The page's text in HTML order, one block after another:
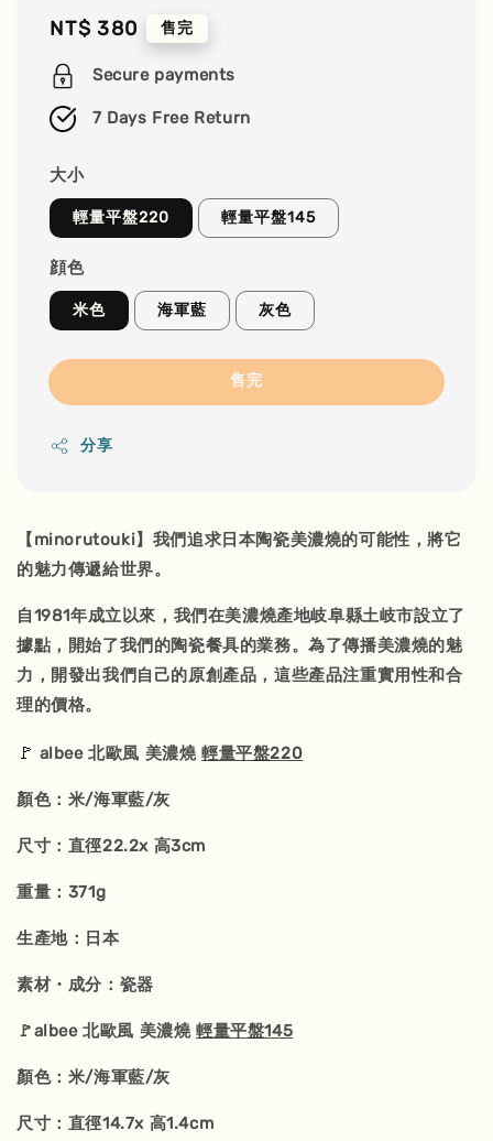
Regular
price
NT$ 380 售完
Secure payments
7 Days Free Return
大小
輕量平盤220 輕量平盤145
顔色
米色 海軍藍 灰色
售完
分享
【minorutouki】我們追求日本陶瓷美濃燒的可能性，將它
的魅力傳遞給世界。
自1981年成立以來，我們在美濃燒產地岐阜縣土岐市設立了
據點，開始了我們的陶瓷餐具的業務。為了傳播美濃燒的魅
力，開發出我們自己的原創產品，這些產品注重實用性和合
理的價格。
🚩 albee 北歐風 美濃燒 輕量平盤220
顏色：米/海軍藍/灰
尺寸：直徑22.2x 高3cm
重量：371g
生產地：日本
素材・成分：瓷器
🚩albee 北歐風 美濃燒 輕量平盤145
顏色：米/海軍藍/灰
尺寸：直徑14.7x 高1.4cm